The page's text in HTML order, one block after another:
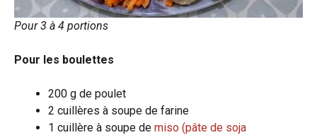
Pour 3 à 4 portions
Pour les boulettes
200 g de poulet
2 cuillères à soupe de farine
1 cuillère à soupe de miso (pâte de soja